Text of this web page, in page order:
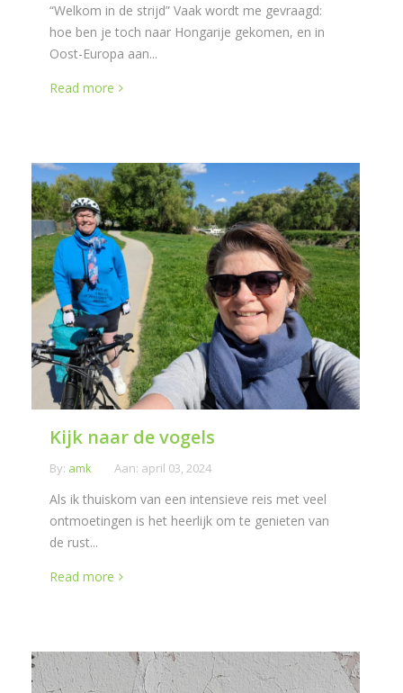
“Welkom in de strijd” Vaak wordt me gevraagd:
hoe ben je toch naar Hongarije gekomen, en in
Oost-Europa aan...
Read more
Kijk naar de vogels
By: amk Aan: april 03, 2024
Als ik thuiskom van een intensieve reis met veel
ontmoetingen is het heerlijk om te genieten van
de rust...
Read more